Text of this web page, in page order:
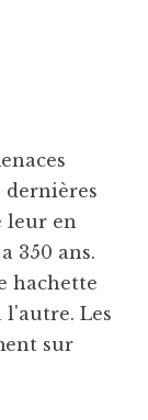
dernières
leur en
350 ans.
hachette
Les
sur